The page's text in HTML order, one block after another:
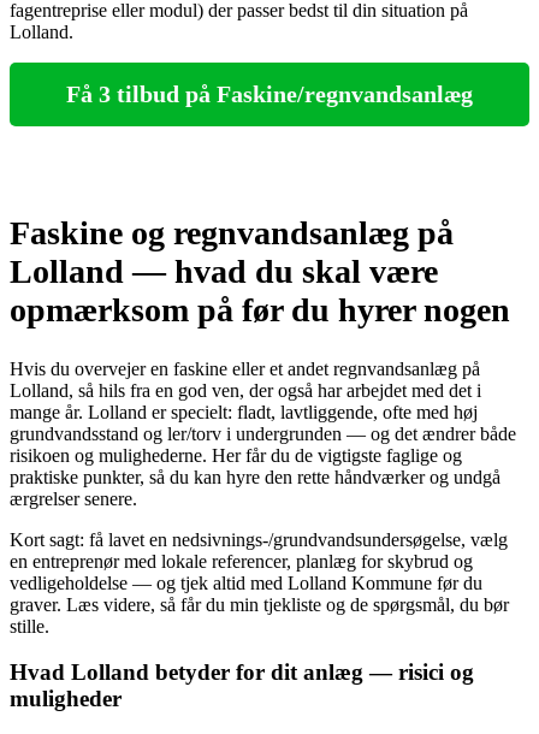
fagentreprise eller modul) der passer bedst til din situation på
Lolland.
Få 3 tilbud på Faskine/regnvandsanlæg
Faskine og regnvandsanlæg på
Lolland — hvad du skal være
opmærksom på før du hyrer nogen
Hvis du overvejer en faskine eller et andet regnvandsanlæg på
Lolland, så hils fra en god ven, der også har arbejdet med det i
mange år. Lolland er specielt: fladt, lavtliggende, ofte med høj
grundvandsstand og ler/torv i undergrunden — og det ændrer både
risikoen og mulighederne. Her får du de vigtigste faglige og
praktiske punkter, så du kan hyre den rette håndværker og undgå
ærgrelser senere.
Kort sagt: få lavet en nedsivnings‑/grundvandsundersøgelse, vælg
en entreprenør med lokale referencer, planlæg for skybrud og
vedligeholdelse — og tjek altid med Lolland Kommune før du
graver. Læs videre, så får du min tjekliste og de spørgsmål, du bør
stille.
Hvad Lolland betyder for dit anlæg — risici og
muligheder